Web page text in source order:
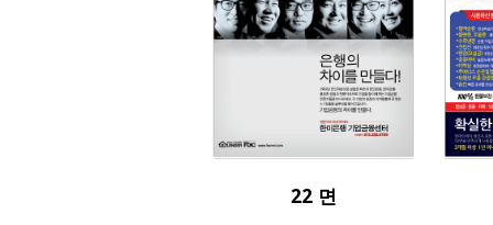
22 면